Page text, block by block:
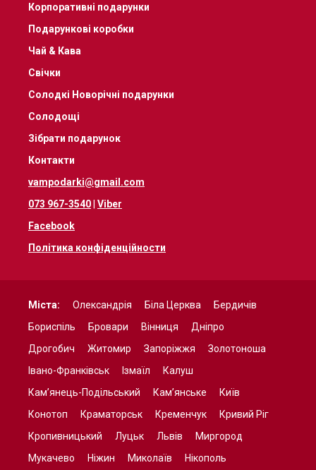
Корпоративні подарунки
Подарункові коробки
Чай & Кава
Свічки
Солодкі Новорічні подарунки
Солодощі
Зібрати подарунок
Контакти
vampodarki@gmail.com
073 967-3540 Viber
Facebook
Політика конфіденційности
Міста: Олександрія Біла Церква
Бердичів
Бориспіль
Бровари Вінниця
Дніпро
Дрогобич
Житомир Запоріжжя
Золотоноша
Івано-Франківськ
Ізмаїл
Калуш
Кам’янець-Подільський
Кам’янське
Київ
Конотоп
Краматорськ Кременчук
Кривий Ріг
Кропивницький
Луцьк Львів
Миргород
Мукачево
Ніжин Миколаїв Нікополь